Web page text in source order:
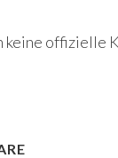
keine offizielle